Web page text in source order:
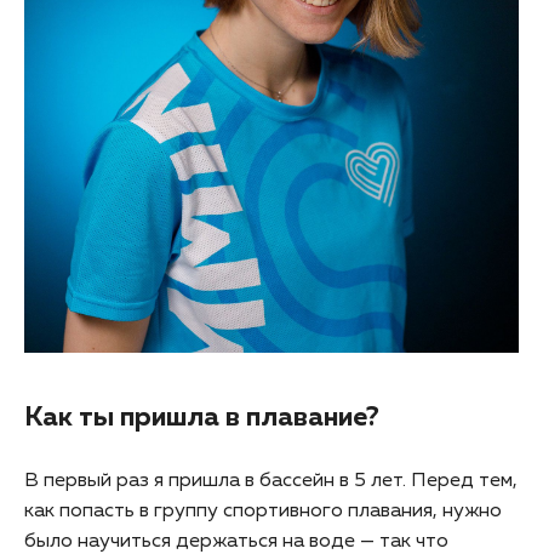
Как ты пришла в плавание?
В первый раз я пришла в бассейн в 5 лет. Перед тем,
как попасть в группу спортивного плавания, нужно
было научиться держаться на воде — так что